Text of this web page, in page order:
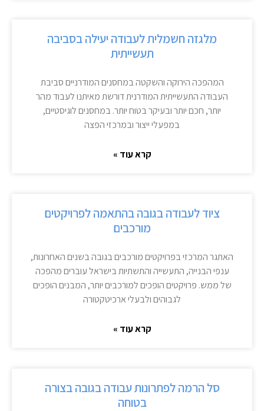
מלגזה חשמלית לעבודה יעילה בסביבה
תעשייתית
המהפכה הירוקה והשקטה במחסנים המודרניים סביבת
העבודה התעשייתית המודרנית דורשת מאיתנו לעבוד מהר
יותר, חכם יותר ובעיקר בטוח יותר. במחסנים לוגיסטיים,
במפעלי ייצור ובמרכזי הפצה
קרא עוד »
ציוד לעבודה בגובה בהתאמה לפרויקטים
מורכבים
האתגר המרכזי בפרויקטים מורכבים בגובה בשנים האחרונות,
ענפי הבנייה, התעשייה והתשתיות בישראל עוברים מהפכה
של ממש. פרויקטים הופכים למורכבים יותר, המבנים הופכים
לגבוהים ולבעלי ארכיטקטורה
קרא עוד »
סל הרמה לפתרונות עבודה בגובה בצורה
בטוחה